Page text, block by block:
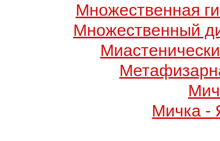
Множественная
Множественный
Мичка -